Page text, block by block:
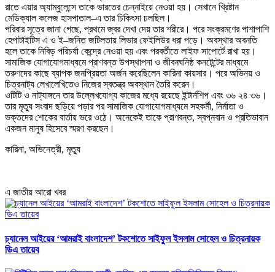
রাতে এয়ার অ্যাম্বুলেন্সে তাকে ভারতের চেন্নাইয়ে নেওয়া হয়। সেখানে খ্রিষ্টান
মেডিক্যাল কলেজ হাসপাতাল–এ তার চিকিৎসা চলছিল।
পরিবার সূত্রে জানা গেছে, প্রথমে জ্বর দেখা দেয় তার শরীরে। পরে সংক্রমণের পাশাপাশি
হেপাটাইটিস এ ও ই–জনিত জটিলতায় লিভার ফেইলিউর ধরা পড়ে। অবস্থার অবনতি
হলে তাকে নিবিড় পরিচর্যা কেন্দ্রে নেওয়া হয় এবং পরবর্তীতে লাইফ সাপোর্টে রাখা হয়।
সামাজিক যোগাযোগমাধ্যমে প্রাণবন্ত উপস্থাপনা ও জীবনঘনিষ্ঠ কনটেন্টের মাধ্যমে
তরুণদের কাছে ব্যাপক জনপ্রিয়তা অর্জন করেছিলেন কারিনা কায়সার। পরে অভিনয় ও
চিত্রনাট্য লেখালেখিতেও নিজের স্বতন্ত্র অবস্থান তৈরি করেন।
ওটিটি ও নাট্যাঙ্গনে তার উল্লেখযোগ্য কাজের মধ্যে রয়েছে ইন্টার্নশিপ এবং ৩৬ ২৪ ৩৬।
তার মৃত্যু সংবাদ ছড়িয়ে পড়ার পর সামাজিক যোগাযোগমাধ্যমে সহকর্মী, নির্মাতা ও
ভক্তদের শোকের বার্তায় ভরে ওঠে। অনেকেই তাকে প্রাণবন্ত, স্বপ্নবান ও প্রতিভাবান
একজন মানুষ হিসেবে স্মরণ করছেন।
কারিনা, অভিনেত্রী, মৃত্যু
এ জাতীয় আরো খবর
চ্যানেল আইয়ের ‘আমরাই বাংলাদেশ’ টকশোতে সাইফুল ইসলাম সোহেল ও চিত্রনায়ক
ডিএ তায়েব